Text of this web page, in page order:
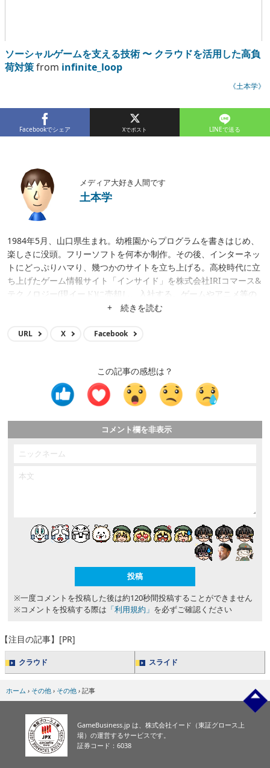
ソーシャルゲームを支える技術 〜 クラウドを活用した高負
荷対策from infinite_loop
《土本学》
Facebookでシェア LINEで送る
メディア大好き人間です
土本学
1984年5月、山口県生まれ。幼稚園からプログラムを書きはじめ、
楽しさに没頭。フリーソフトを何本か制作。その後、インターネッ
トにどっぷりハマり、幾つかのサイトを立ち上げる。高校時代に立
ち上げたゲーム情報サイト「インサイド」を株式会社IRIコマース&
テクノロジー(現イード)に売却し、入社する。ゲームやアニメ等の
メディア運営、クロスワードアプリ開発、サイト立ち上げ、サイト
+ 続きを読む
URL X Facebook
この記事の感想は？
コメント欄を非表示
※一度コメントを投稿した後は約120秒間投稿することができません
※コメントを投稿する際は 「利用規約」 を必ずご確認ください
【注目の記事】[PR]
クラウド スライド
ホーム › その他 › その他 › 記事
GameBusiness.jp は、株式会社イード（東証グロース上
場）の運営するサービスです。
証券コード：6038